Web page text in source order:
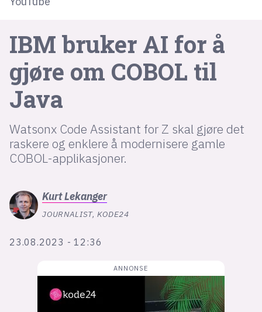
IBM bruker AI for å
gjøre om COBOL til
Java
Watsonx Code Assistant for Z skal gjøre det
raskere og enklere å modernisere gamle
COBOL-applikasjoner.
KurtLekanger
JOURNALIST, KODE24
23.08.2023 - 12:36
lys modus
nyhetsbrev
kode24-klubben
LinkedIn
Bluesky
Facebook
annonsepriser
suksesshistorier